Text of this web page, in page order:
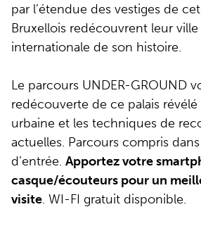
par l’étendue des vestiges de
Bruxellois redécouvrent leur
internationale de son histoire.
Le parcours UNDER-GROUND
redécouverte de ce palais révélé
urbaine et les techniques de
actuelles. Parcours compris
d’entrée. Apportez votre
casque/écouteurs pour un
visite. WI-FI gratuit disponible.